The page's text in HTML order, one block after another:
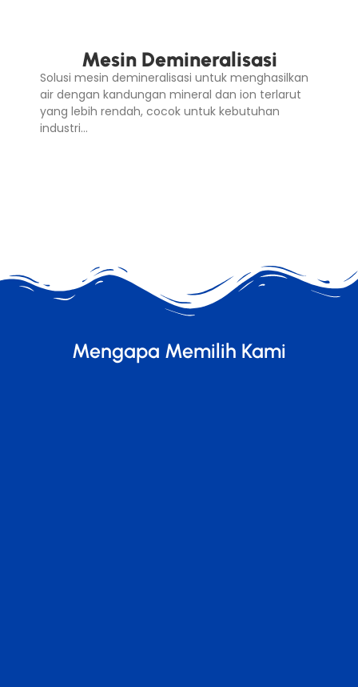
Mesin Demineralisasi
Solusi mesin demineralisasi untuk menghasilkan
air dengan kandungan mineral dan ion terlarut
yang lebih rendah, cocok untuk kebutuhan
industri…
Mengapa Memilih Kami